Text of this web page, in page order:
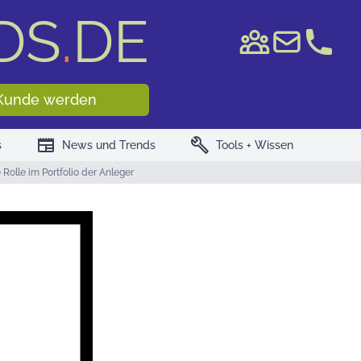
.DE
WKN/ISIN
werden
newspaper News und Trends build Tools + Wissen
Rolle im Portfolio der Anleger